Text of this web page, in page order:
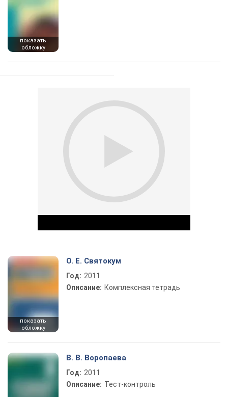
показать
обложку
Play Video
показать
обложку
О. Е. Святокум
Год: 2011
Описание: Комплексная тетрадь
В. В. Воропаева
Год: 2011
Описание: Тест-контроль